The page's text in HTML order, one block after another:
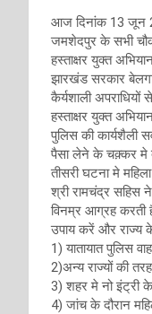
आज दिनांक 13 जून
जमशेदपुर के सभी
हस्ताक्षर युक्त
झारखंड सरकार
कैर्यशाली
हस्ताक्षर युक्त
पुलिस की कार्यशैली
पैसा लेने के चक़्कर मे
तीसरी घटना मे
श्री रामचंद्र सहिस
विनम्र आग्रह करती
उपाय करें और राज्य
1) यातायात पुलिस
2)अन्य राज्यों की
3) शहर मे नो इंट्री
4) जांच के दौरान